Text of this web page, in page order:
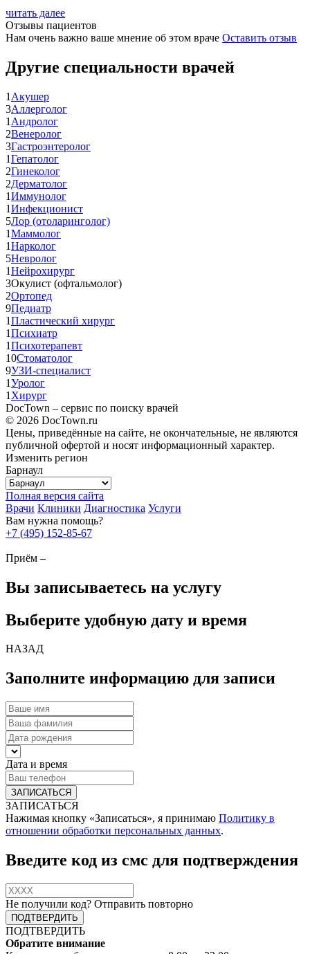
читать далее
Отзывы пациентов
Нам очень важно ваше мнение об этом враче Оставить отзыв
Другие специальности врачей
1 Акушер
3Аллерголог
1 Андролог
2Венеролог
3Гастроэнтеролог
1Гепатолог
2Гинеколог
2Дерматолог
1Иммунолог
1Инфекционист
5Лор (отоларинголог)
1Маммолог
1Нарколог
5Невролог
1Нейрохирург
3Окулист (офтальмолог)
2Ортопед
9Педиатр
1Пластический хирург
1Психиатр
1Психотерапевт
10Стоматолог
9УЗИ-специалист
1Уролог
1 Хирург
DocTown – сервис по поиску врачей
© 2026 DocTown.ru
Цены, приведённые на сайте, не окончательные, не являются
публичной офертой и носят информационный характер.
Изменить регион
Барнаул
Полная версия сайта
Врачи Клиники Диагностика Услуги
Вам нужна помощь?
+7 (495) 152-85-67
Приём –
Вы записываетесь на услугу
Выберите удобную дату и время
НАЗАД
Заполните информацию для записи
Дата и время
ЗАПИСАТЬСЯ
Нажимая кнопку «Записаться», я принимаю Политику в
отношении обработки персональных данных.
Введите код из смс для подтверждения
Не получили код? Отправить повторно
ПОДТВЕРДИТЬ
Обратите внимание